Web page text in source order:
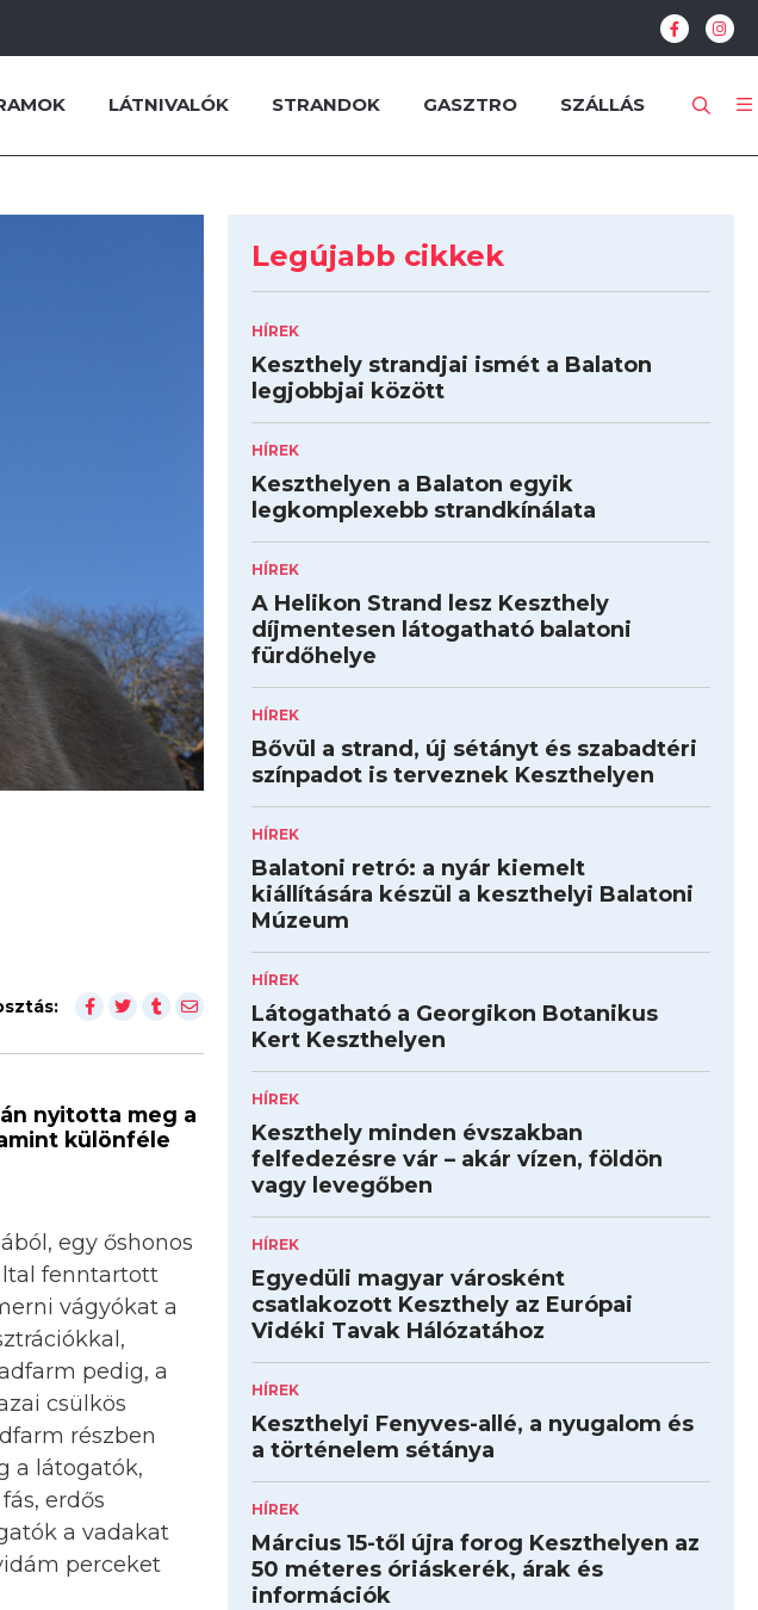
LÁTNIVALÓK STRANDOK GASZTRO SZÁLLÁS
nyitotta meg a
különféle
egy őshonos
fenntartott
vágyókat a
pedig, a
csülkös
részben
a látogatók,
erdős
a vadakat
perceket
Legújabb cikkek
HÍREK
Keszthely strandjai ismét a Balaton
legjobbjai között
HÍREK
Keszthelyen a Balaton egyik
legkomplexebb strandkínálata
HÍREK
A Helikon Strand lesz Keszthely
díjmentesen látogatható balatoni
fürdőhelye
HÍREK
Bővül a strand, új sétányt és szabadtéri
színpadot is terveznek Keszthelyen
HÍREK
Balatoni retró: a nyár kiemelt
kiállítására készül a keszthelyi Balatoni
Múzeum
HÍREK
Látogatható a Georgikon Botanikus
Kert Keszthelyen
HÍREK
Keszthely minden évszakban
felfedezésre vár – akár vízen, földön
vagy levegőben
HÍREK
Egyedüli magyar városként
csatlakozott Keszthely az Európai
Vidéki Tavak Hálózatához
HÍREK
Keszthelyi Fenyves-allé, a nyugalom és
a történelem sétánya
HÍREK
Március 15-től újra forog Keszthelyen az
50 méteres óriáskerék, árak és
információk